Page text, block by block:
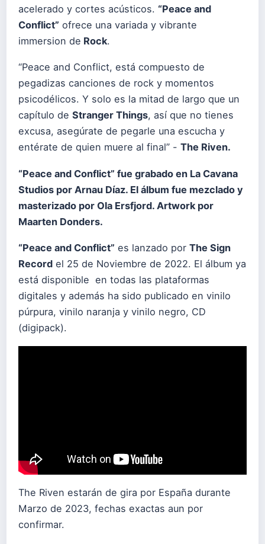
acelerado y cortes acústicos. “Peace and
Conflict” ofrece una variada y vibrante
immersion de Rock.
“Peace and Conflict, está compuesto de
pegadizas canciones de rock y momentos
psicodélicos. Y solo es la mitad de largo que un
capítulo de Stranger Things, así que no tienes
excusa, asegúrate de pegarle una escucha y
entérate de quien muere al final” - The Riven.
“Peace and Conflict” fue grabado en La Cavana
Studios por Arnau Díaz. El álbum fue mezclado y
masterizado por Ola Ersfjord. Artwork por
Maarten Donders.
“Peace and Conflict” es lanzado por The Sign
Record el 25 de Noviembre de 2022. El álbum ya
está disponible en todas las plataformas
digitales y además ha sido publicado en vinilo
púrpura, vinilo naranja y vinilo negro, CD
(digipack).
The Riven estarán de gira por España durante
Marzo de 2023, fechas exactas aun por
confirmar.